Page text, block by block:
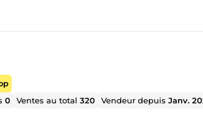
0 Ventes au total320 Vendeur depuisJanv.